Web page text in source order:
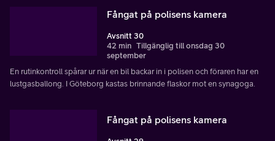
Fångat på polisens kamera
Avsnitt 30
42 min Tillgänglig till onsdag 30
september
En rutinkontroll spårar ur när en bil backar in i polisen och föraren har en
lustgasballong. I Göteborg kastas brinnande flaskor mot en synagoga.
Fångat på polisens kamera